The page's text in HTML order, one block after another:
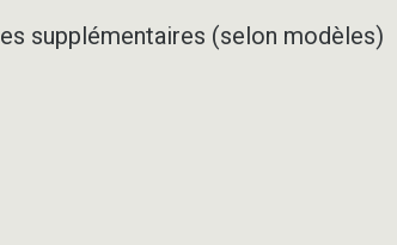
supplémentaires (selon modèles)